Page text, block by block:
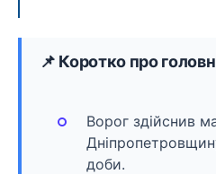
📌 Коротко про
Ворог здійснив
доби.